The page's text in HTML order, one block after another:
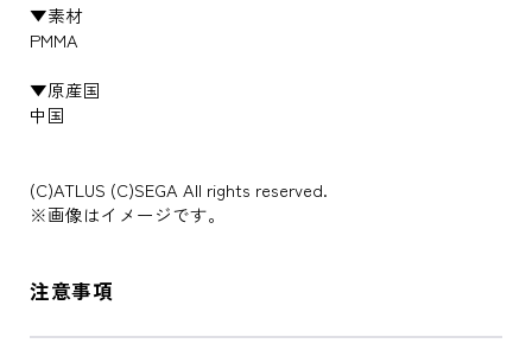
▼素材
PMMA
▼原産国
中国
(C)ATLUS (C)SEGA All rights reserved.
※画像はイメージです。
注意事項